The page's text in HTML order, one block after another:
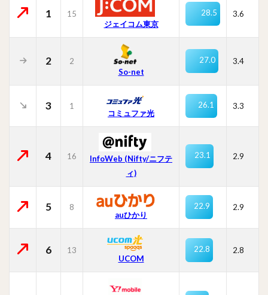
1
15
ジェイコム東京
28.5 3.6
2
2
So-net
27.0 3.4
3 1
コミュファ光
26.1 3.3
4 16
InfoWeb (Nifty/ニフテ
ィ)
23.1 2.9
5
8
auひかり
22.9 2.9
6
13
UCOM
22.8 2.8